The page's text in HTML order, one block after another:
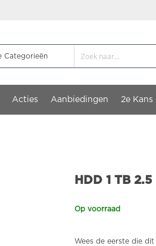
Acties Aanbiedingen 2e Kans
HDD 1 TB
Op voorraad
Wees de eerste die